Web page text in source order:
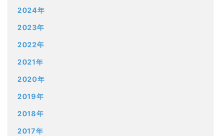
2024年
2023年
2022年
2021年
2020年
2019年
2018年
2017年